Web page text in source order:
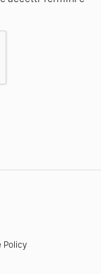
Policy